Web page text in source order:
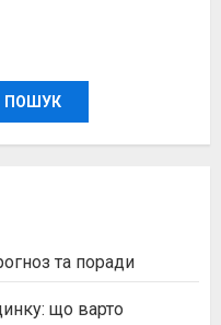
ПОШУК
та поради
що варто